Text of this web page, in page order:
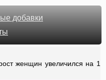
добавки
женщин увеличился на 1